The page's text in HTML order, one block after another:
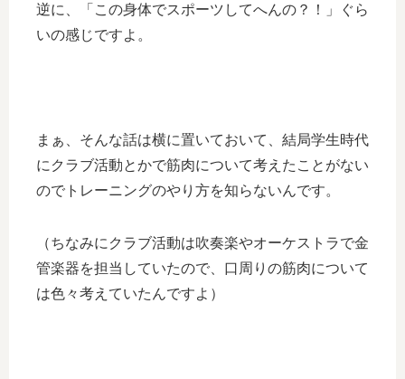
逆に、「この身体でスポーツしてへんの？！」ぐら
いの感じですよ。
まぁ、そんな話は横に置いておいて、結局学生時代
にクラブ活動とかで筋肉について考えたことがない
のでトレーニングのやり方を知らないんです。
（ちなみにクラブ活動は吹奏楽やオーケストラで金
管楽器を担当していたので、口周りの筋肉について
は色々考えていたんですよ）